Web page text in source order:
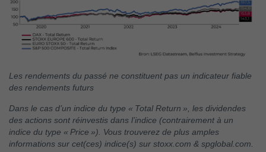
Les rendements du passé ne constituent pas un indicateur fiable
des rendements futurs
Dans le cas d’un indice du type « Total Return », les dividendes
des actions sont réinvestis dans l’indice (contrairement à un
indice du type « Price »). Vous trouverez de plus amples
informations sur cet(ces) indice(s) sur stoxx.com & spglobal.com.